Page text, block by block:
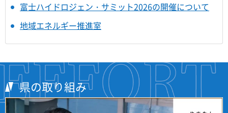
富士ハイドロジェン・サミット2026の開催について
地域エネルギー推進室
県の取り組み